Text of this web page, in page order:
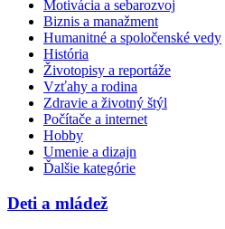
Motivácia a sebarozvoj
Biznis a manažment
Humanitné a spoločenské vedy
História
Životopisy a reportáže
Vzťahy a rodina
Zdravie a životný štýl
Počítače a internet
Hobby
Umenie a dizajn
Ďalšie kategórie
Deti a mládež